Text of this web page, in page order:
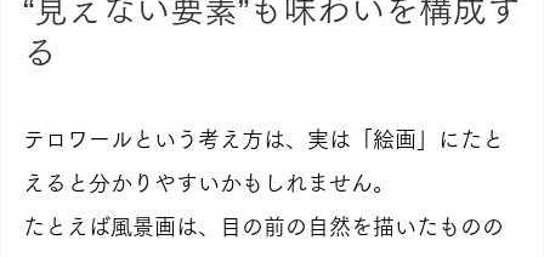
“見えない要素”も味わいを構成す
る
テロワールという考え方は、実は「絵画」にたと
えると分かりやすいかもしれません。
たとえば風景画は、目の前の自然を描いたものの